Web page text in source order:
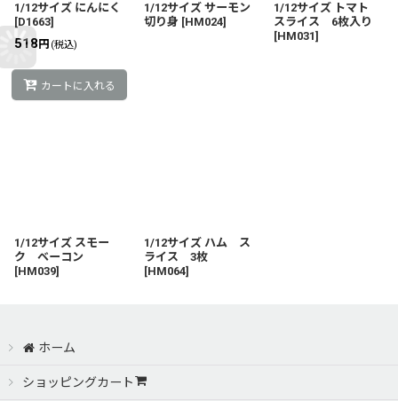
1/12サイズ にんにく
[D1663]
518 円 (税込)
カートに入れる
1/12サイズ サーモン
切り身 [HM024]
1/12サイズ トマト
スライス 6枚入り
[HM031]
1/12サイズ スモー
ク ベーコン
[HM039]
1/12サイズ ハム ス
ライス 3枚
[HM064]
ホーム
ショッピングカート